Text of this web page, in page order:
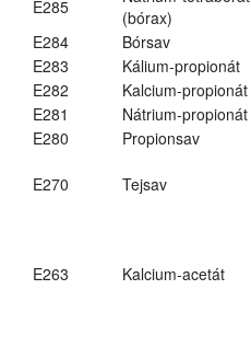
E285
(bórax)
E284
Bórsav
E283
Kálium-propionát
E282
Kalcium-propionát
E281
Nátrium-propionát
E280
Propionsav
E270 Tejsav
E263 Kalcium-acetát